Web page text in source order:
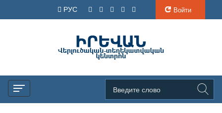
РУС Войти